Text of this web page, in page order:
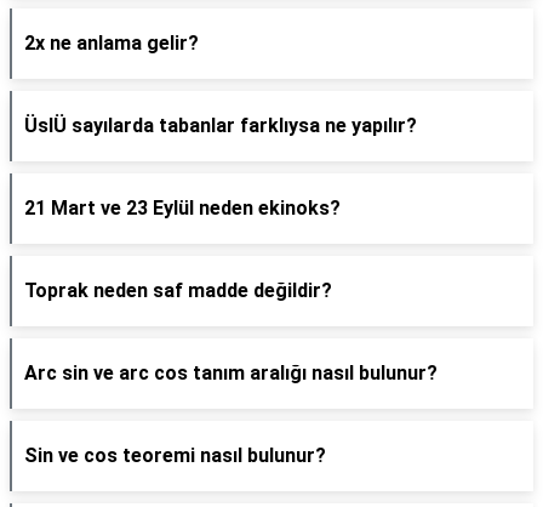
2x ne anlama gelir?
ÜslÜ sayılarda tabanlar farklıysa ne yapılır?
21 Mart ve 23 Eylül neden ekinoks?
Toprak neden saf madde değildir?
Arc sin ve arc cos tanım aralığı nasıl bulunur?
Sin ve cos teoremi nasıl bulunur?